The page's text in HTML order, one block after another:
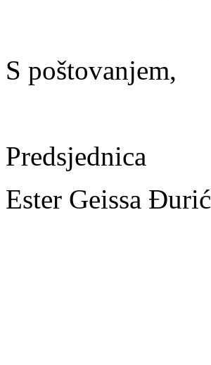
S poštovanjem,
Predsjednica
Ester Geissa Đurić